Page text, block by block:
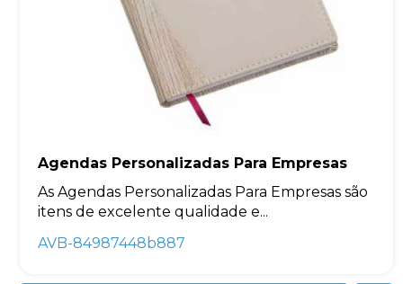
Agendas Personalizadas Para Empresas
As Agendas Personalizadas Para Empresas são
itens de excelente qualidade e...
AVB-84987448b887